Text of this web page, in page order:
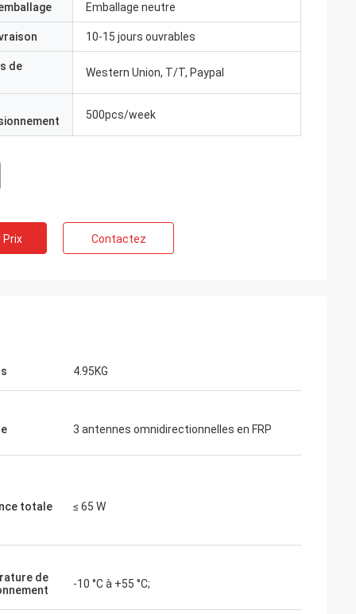
Emballage neutre
10-15 jours ouvrables
de
Western Union, T/T, Paypal
500pcs/week
Prix Contactez
4.95KG
3 antennes omnidirectionnelles en FRP
totale ≤ 65 W
de
-10 °C à +55 °C;